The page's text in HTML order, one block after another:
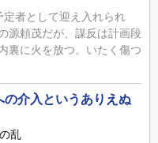
者として迎え入れられ
源頼茂だが、謀反は計画段
裏に火を放つ。いたく傷つ
介入というありえぬ
乱